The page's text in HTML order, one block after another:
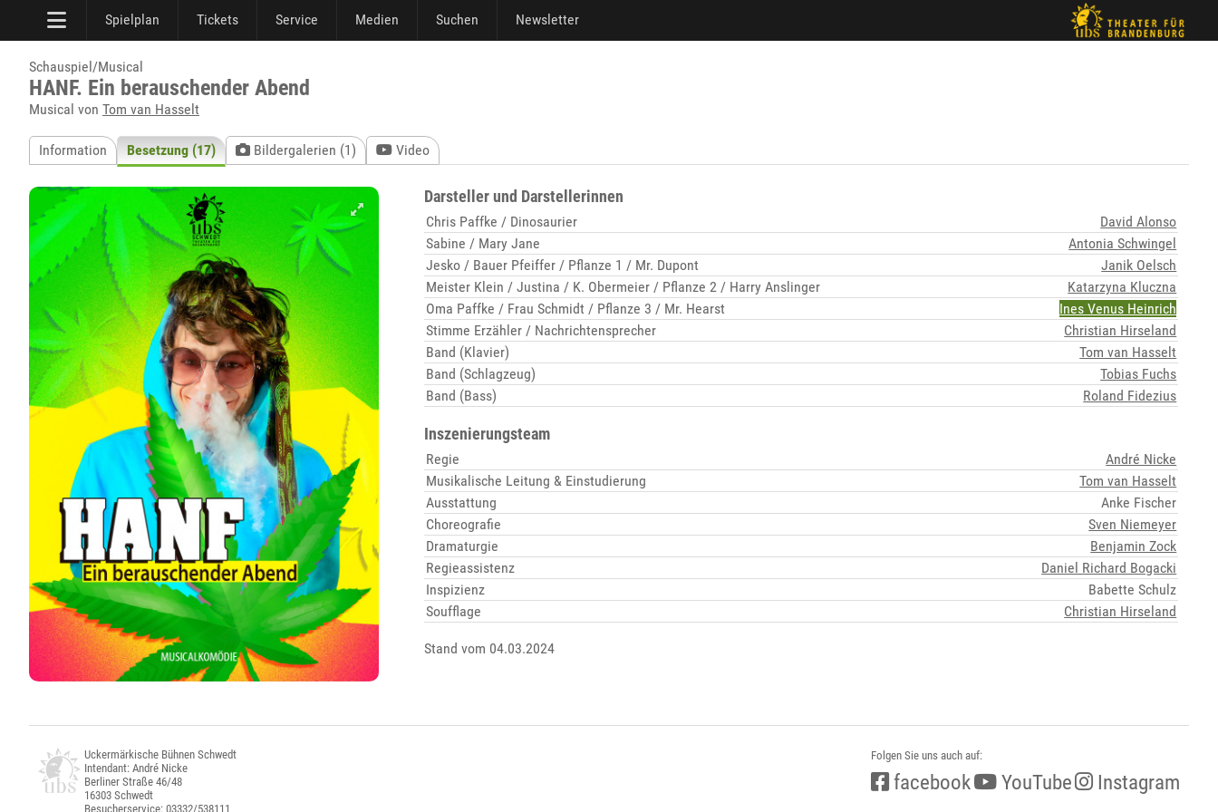
Spielplan Tickets Service Medien Suchen Newsletter
Schauspiel/Musical
HANF. Ein berauschender Abend
Musical von Tom van Hasselt
Information Besetzung (17) Bildergalerien (1) Video
Darsteller und Darstellerinnen
Chris Paffke / Dinosaurier
David Alonso
Sabine / Mary Jane
Antonia Schwingel
Jesko / Bauer Pfeiffer / Pflanze 1 / Mr. Dupont
Janik Oelsch
Meister Klein / Justina / K. Obermeier / Pflanze 2 / Harry Anslinger
Katarzyna Kluczna
Oma Paffke / Frau Schmidt / Pflanze 3 / Mr. Hearst
Ines Venus Heinrich
Stimme Erzähler / Nachrichtensprecher
Christian Hirseland
Band (Klavier)
Tom van Hasselt
Band (Schlagzeug)
Tobias Fuchs
Band (Bass)
Roland Fidezius
Inszenierungsteam
Regie
André Nicke
Musikalische Leitung & Einstudierung
Tom van Hasselt
Ausstattung
Anke Fischer
Choreografie
Sven Niemeyer
Dramaturgie
Benjamin Zock
Regieassistenz
Daniel Richard Bogacki
Inspizienz
Babette Schulz
Soufflage
Christian Hirseland
Stand vom 04.03.2024
Uckermärkische Bühnen Schwedt
Intendant: André Nicke
Berliner Straße 46/48
16303 Schwedt
Besucherservice: 03332/538111
Folgen Sie uns auch auf:
facebook YouTube Instagram